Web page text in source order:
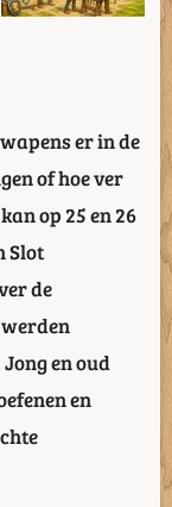
er in de
of hoe ver
op 25 en 26
Slot
de
en oud
en